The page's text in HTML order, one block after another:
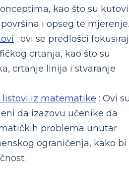
kao što su
i opseg te mjerenje.
: ovi se predlošci
crtanja, kao što su
crtanje linija i stvaranje
listovi iz matematike : Ovi
da izazovu učenike da
problema unutar
ograničenja, kako bi